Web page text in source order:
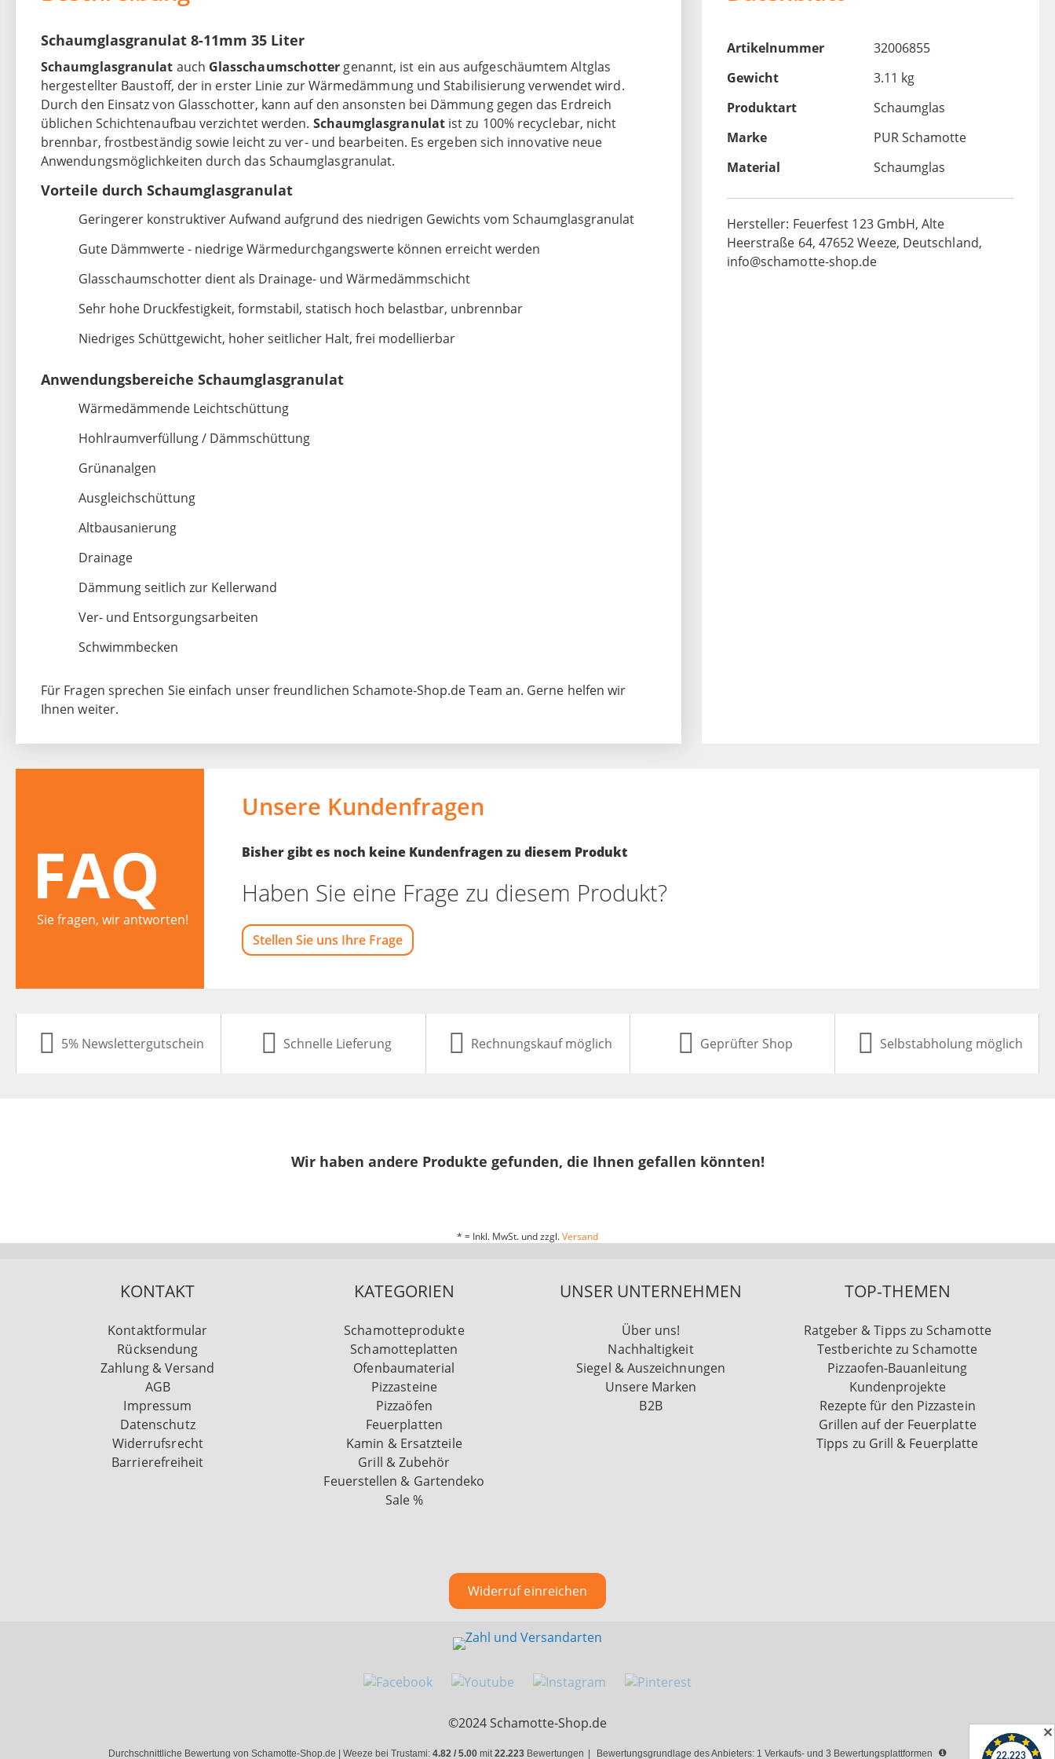
Schaumglasgranulat 8-11mm 35 Liter
Schaumglasgranulat auch Glasschaumschottergenannt, ist ein aus aufgeschäumtem Altglas
hergestellter Baustoff, der in erster Linie zur Wärmedämmung und Stabilisierung verwendet wird.
Durch den Einsatz von Glasschotter, kann auf den ansonsten bei Dämmung gegen das Erdreich
üblichen Schichtenaufbau verzichtet werden. Schaumglasgranulatist zu 100% recyclebar, nicht
brennbar, frostbeständig sowie leicht zu ver- und bearbeiten. Es ergeben sich innovative neue
Anwendungsmöglichkeiten durch das Schaumglasgranulat.
Vorteile durch Schaumglasgranulat
Geringerer konstruktiver Aufwand aufgrund des niedrigen Gewichts vom Schaumglasgranulat
Gute Dämmwerte - niedrige Wärmedurchgangswerte können erreicht werden
Glasschaumschotter dient als Drainage- und Wärmedämmschicht
Sehr hohe Druckfestigkeit, formstabil, statisch hoch belastbar, unbrennbar
Niedriges Schüttgewicht, hoher seitlicher Halt, frei modellierbar
Anwendungsbereiche Schaumglasgranulat
Wärmedämmende Leichtschüttung
Hohlraumverfüllung / Dämmschüttung
Grünanalgen
Ausgleichschüttung
Altbausanierung
Drainage
Dämmung seitlich zur Kellerwand
Ver- und Entsorgungsarbeiten
Schwimmbecken
Für Fragen sprechen Sie einfach unser freundlichen Schamote-Shop.de Team an. Gerne helfen wir
Ihnen weiter.
Artikelnummer
32006855
Gewicht
3.11 kg
Produktart
Schaumglas
Marke
PUR Schamotte
Material
Schaumglas
Hersteller: Feuerfest 123 GmbH, Alte
Heerstraße 64, 47652 Weeze, Deutschland,
info@schamotte-shop.de
FAQ
Sie fragen, wir antworten!
Unsere Kundenfragen
Bisher gibt es noch keine Kundenfragen zu diesem Produkt
Haben Sie eine Frage zu diesem Produkt?
Stellen Sie uns Ihre Frage
5% Newslettergutschein Schnelle Lieferung Rechnungskauf möglich Geprüfter Shop Selbstabholung möglich
Wir haben andere Produkte gefunden, die Ihnen gefallen könnten!
* = Inkl. MwSt. und zzgl.Versand
KONTAKT
Kontaktformular
Rücksendung
Zahlung & Versand
AGB
Impressum
Datenschutz
Widerrufsrecht
Barrierefreiheit
KATEGORIEN
Schamotteprodukte
Schamotteplatten
Ofenbaumaterial
Pizzasteine
Pizzaöfen
Feuerplatten
Kamin & Ersatzteile
Grill & Zubehör
Feuerstellen & Gartendeko
Sale %
UNSER UNTERNEHMEN
Über uns!
Nachhaltigkeit
Siegel & Auszeichnungen
Unsere Marken
B2B
TOP-THEMEN
Ratgeber & Tipps zu Schamotte
Testberichte zu Schamotte
Pizzaofen-Bauanleitung
Kundenprojekte
Rezepte für den Pizzastein
Grillen auf der Feuerplatte
Tipps zu Grill & Feuerplatte
Widerruf einreichen
©2024 Schamotte-Shop.de
Durchschnittliche Bewertung von Schamotte-Shop.de | Weeze bei Trustami: 4.82 / 5.00mit22.223 Bewertungen Bewertungsgrundlage des Anbieters: 1 Verkaufs- und 3 Bewertungsplattformen
✕